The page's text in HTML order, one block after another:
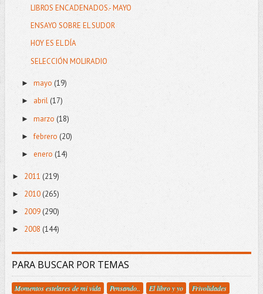
LIBROS ENCADENADOS.- MAYO
ENSAYO SOBRE EL SUDOR
HOY ES EL DÍA
SELECCIÓN MOLIRADIO
► mayo(19)
► abril (17)
► marzo (18)
►febrero (20)
► enero (14)
► 2011 (219)
► 2010(265)
► 2009(290)
► 2008 (144)
PARA BUSCAR POR TEMAS
Momentos estelares de mi vida Pensando.. El libro y yo
Frivolidades